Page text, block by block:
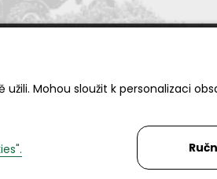
Mohou sloužit k personalizaci
494 590 100